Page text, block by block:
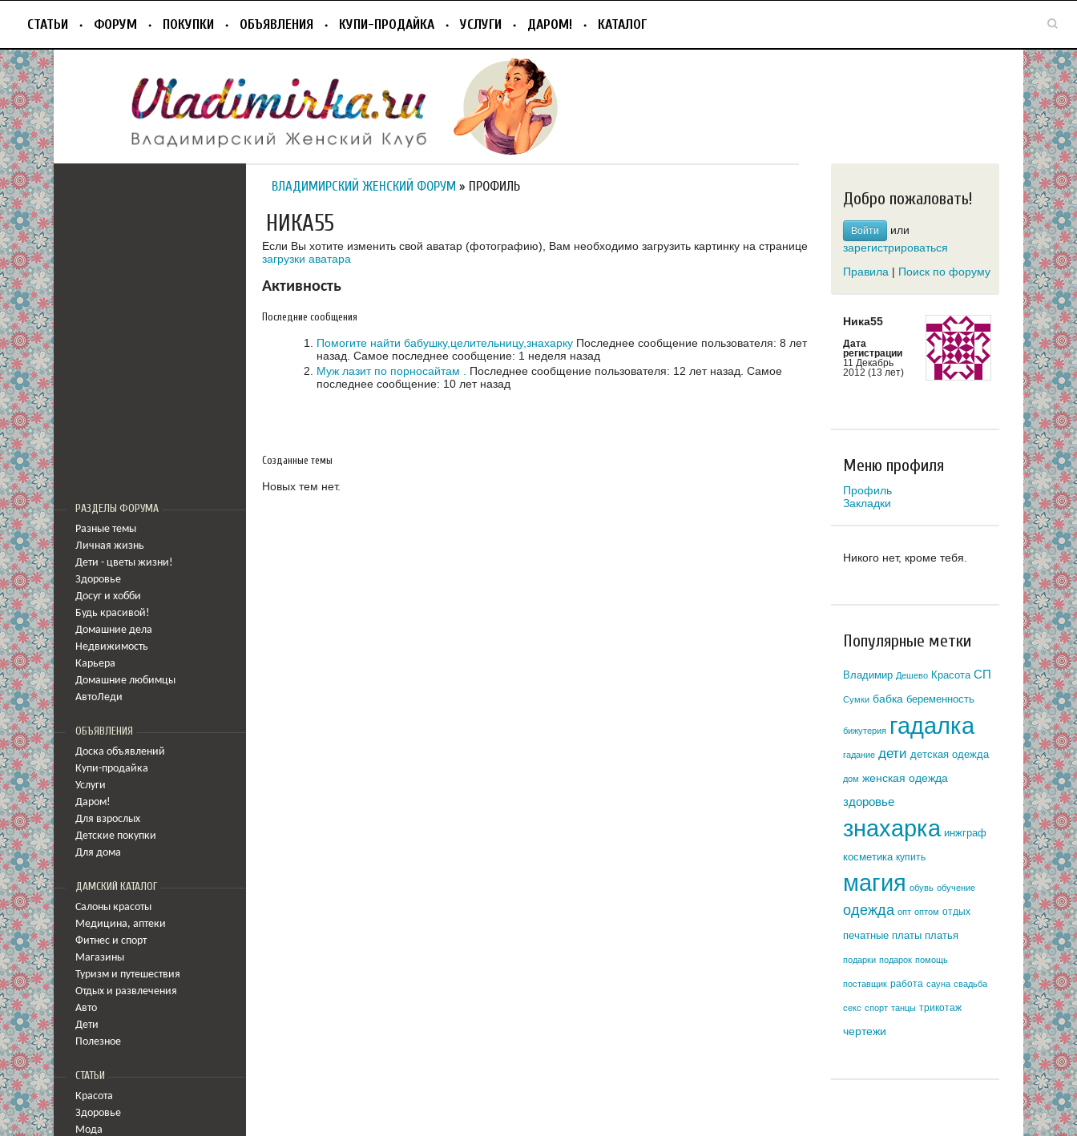
СТАТЬИ ФОРУМ ПОКУПКИ ОБЪЯВЛЕНИЯ КУПИ-ПРОДАЙКА УСЛУГИ ДАРОМ! КАТАЛОГ
РАЗДЕЛЫ ФОРУМА
Разные темы
Личная жизнь
Дети - цветы жизни!
Здоровье
Досуг и хобби
Будь красивой!
Домашние дела
Недвижимость
Карьера
Домашние любимцы
АвтоЛеди
ОБЪЯВЛЕНИЯ
Доска объявлений
Купи-продайка
Услуги
Даром!
Для взрослых
Детские покупки
Для дома
ДАМСКИЙ КАТАЛОГ
Салоны красоты
Медицина, аптеки
Фитнес и спорт
Магазины
Туризм и путешествия
Отдых и развлечения
Авто
Дети
Полезное
СТАТЬИ
Красота
Здоровье
Мода
ВЛАДИМИРСКИЙ ЖЕНСКИЙ ФОРУМ » ПРОФИЛЬ
НИКА55
Если Вы хотите изменить свой аватар (фотографию), Вам необходимо загрузить картинку на странице
загрузки аватара
Активность
Последние сообщения
Помогите найти бабушку,целительницу,знахарку Последнее сообщение пользователя: 8 лет
назад. Самое последнее сообщение: 1 неделя назад
Муж лазит по порносайтам .
Последнее сообщение пользователя: 12 лет назад. Самое
последнее сообщение: 10 лет назад
Созданные темы
Новых тем нет.
Добро пожаловать!
Войти
или
зарегистрироваться
Правила | Поиск по форуму
Ника55
Дата
регистрации
11 Декабрь
2012 (13 лет)
Меню профиля
Профиль
Закладки
Никого нет, кроме тебя.
Популярные метки
Владимир Дешево Красота СП
Сумки бабка беременность
бижутерия гадалка
гадание дети детская одежда
дом женская одежда
здоровье
знахарка инжграф
косметика купить
магия обувь обучение
одежда опт оптом отдых
печатные платы платья
подарки подарок помощь
поставщик работа сауна свадьба
секс спорт танцы трикотаж
чертежи